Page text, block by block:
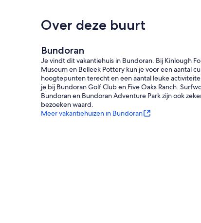
Over deze buurt
Bundoran
Je vindt dit vakantiehuis in Bundoran. Bij Kinlough
Museum en Belleek Pottery kun je voor een aantal
hoogtepunten terecht en een aantal leuke
je bij Bundoran Golf Club en Five Oaks Ranch.
Bundoran en Bundoran Adventure Park zijn ook
bezoeken waard.
Meer vakantiehuizen in Bundoran